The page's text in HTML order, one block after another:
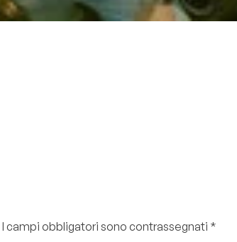
I campi obbligatori sono contrassegnati *